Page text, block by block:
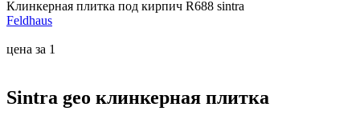
Клинкерная плитка под кирпич R688 sintra
Feldhaus
цена за 1
Sintra geo клинкерная плитка